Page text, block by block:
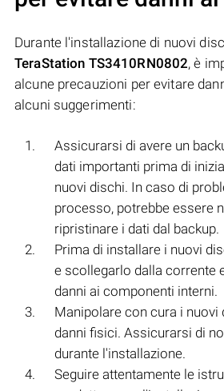
Durante l'installazione di nuovi
TeraStation TS3410RN0802, è
alcune precauzioni per evitare
alcuni suggerimenti:
Assicurarsi di avere un
dati importanti prima di
nuovi dischi. In caso di
processo, potrebbe essere
ripristinare i dati dal backup.
Prima di installare i nuovi
e scollegarlo dalla corrente
danni ai componenti interni.
Manipolare con cura i nuovi
danni fisici. Assicurarsi di
durante l'installazione.
Seguire attentamente le